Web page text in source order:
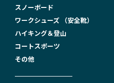
スノーボード
ワークシューズ （安全靴）
ハイキング＆登山
コートスポーツ
その他